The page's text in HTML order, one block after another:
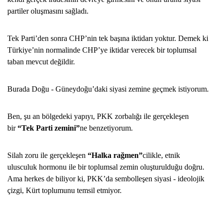
partiler oluşmasını sağladı.
Tek Parti’den sonra CHP’nin tek başına iktidarı yoktur. Demek ki
Türkiye’nin normalinde CHP’ye iktidar verecek bir toplumsal
taban mevcut değildir.
Burada Doğu - Güneydoğu’daki siyasi zemine geçmek istiyorum.
Ben, şu an bölgedeki yapıyı, PKK zorbalığı ile gerçekleşen
bir“Tek Parti zemini”ne benzetiyorum.
Silah zoru ile gerçekleşen “Halka rağmen”cilikle, etnik
ulusculuk hormonu ile bir toplumsal zemin oluşturulduğu doğru.
Ama herkes de biliyor ki, PKK’da sembolleşen siyasi - ideolojik
çizgi, Kürt toplumunu temsil etmiyor.